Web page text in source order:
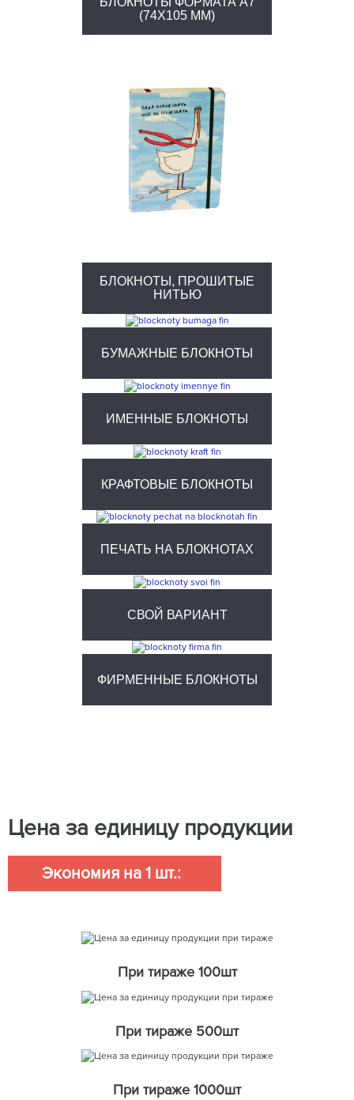
(74X105 ММ)
БЛОКНОТЫ, ПРОШИТЫЕ
НИТЬЮ
БУМАЖНЫЕ БЛОКНОТЫ
ИМЕННЫЕ БЛОКНОТЫ
КРАФТОВЫЕ БЛОКНОТЫ
ПЕЧАТЬ НА БЛОКНОТАХ
СВОЙ ВАРИАНТ
ФИРМЕННЫЕ БЛОКНОТЫ
Цена за единицу продукции
Экономия на 1 шт.:
При тираже 100шт
При тираже 500шт
При тираже 1000шт